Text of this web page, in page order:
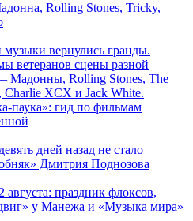
Rolling Stones, Tricky,
вернулись гранды.
ветеранов сцены разной
Мадонны, Rolling Stones, The
Charlie XCX и Jack White.
паука»: гид по фильмам
дней назад не стало
Дмитрия Поднозова
праздник флоксов,
у Манежа и «Музыка мира»